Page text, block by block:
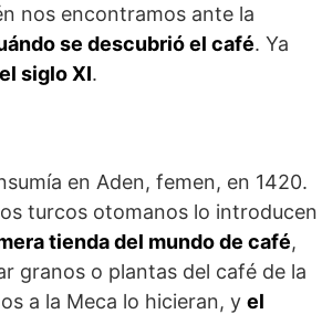
nos encontramos ante la
se descubrió el café. Ya
siglo XI.
en Aden, femen, en 1420.
turcos otomanos lo introducen
tienda del mundo de café,
granos o plantas del café de la
a la Meca lo hicieran, y el